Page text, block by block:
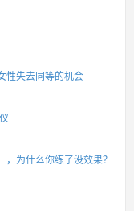
性失去同等的机会
为什么你练了没效果？